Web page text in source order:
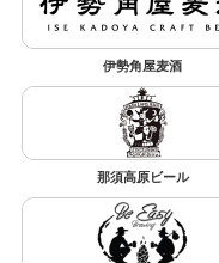
伊勢角屋麦酒
那須高原ビール